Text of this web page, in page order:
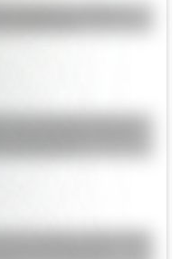
de Bolivia: historia,
que Argentina tuvo la
Sudamérica?
que Buenos Aires tiene